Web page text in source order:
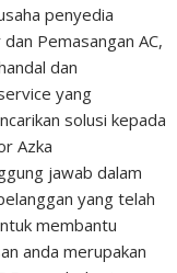
penyedia
Pemasangan AC,
dan
yang
solusi kepada
Azka
jawab dalam
yang telah
membantu
anda merupakan